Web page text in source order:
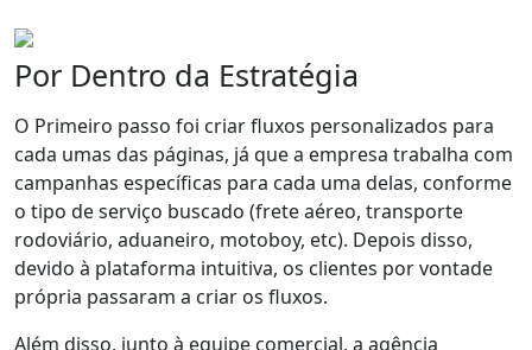
Por Dentro da Estratégia
O Primeiro passo foi criar fluxos personalizados para
cada umas das páginas, já que a empresa trabalha com
campanhas específicas para cada uma delas, conforme
o tipo de serviço buscado (frete aéreo, transporte
rodoviário, aduaneiro, motoboy, etc). Depois disso,
devido à plataforma intuitiva, os clientes por vontade
própria passaram a criar os fluxos.
Além disso, junto à equipe comercial, a agência